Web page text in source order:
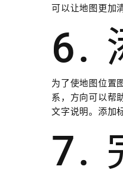
可以让地图更加
6.
为了使地图位置
系，方向可以帮
文字说明。添加
7.